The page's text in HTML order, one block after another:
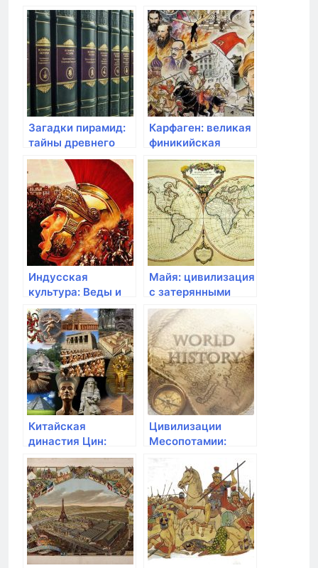
Загадки пирамид:
тайны древнего
Египта
Карфаген: великая
финикийская
империя
Индусская
культура: Веды и
Махабхарата
Майя: цивилизация
с затерянными
городами
Китайская
династия Цин:
Великая Китайская
стена
Цивилизации
Месопотамии:
истории